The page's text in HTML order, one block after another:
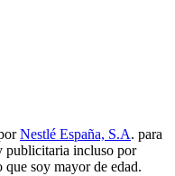
Nestlé España, S.A. para
publicitaria incluso por
soy mayor de edad.